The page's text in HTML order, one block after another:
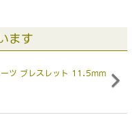
ます
ーツ ブレスレット 11.5mm